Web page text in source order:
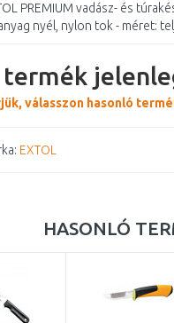
PREMIUM vadász- és
nyél, nylon tok - méret:
termék
válasszon hasonló
EXTOL
HASONLÓ